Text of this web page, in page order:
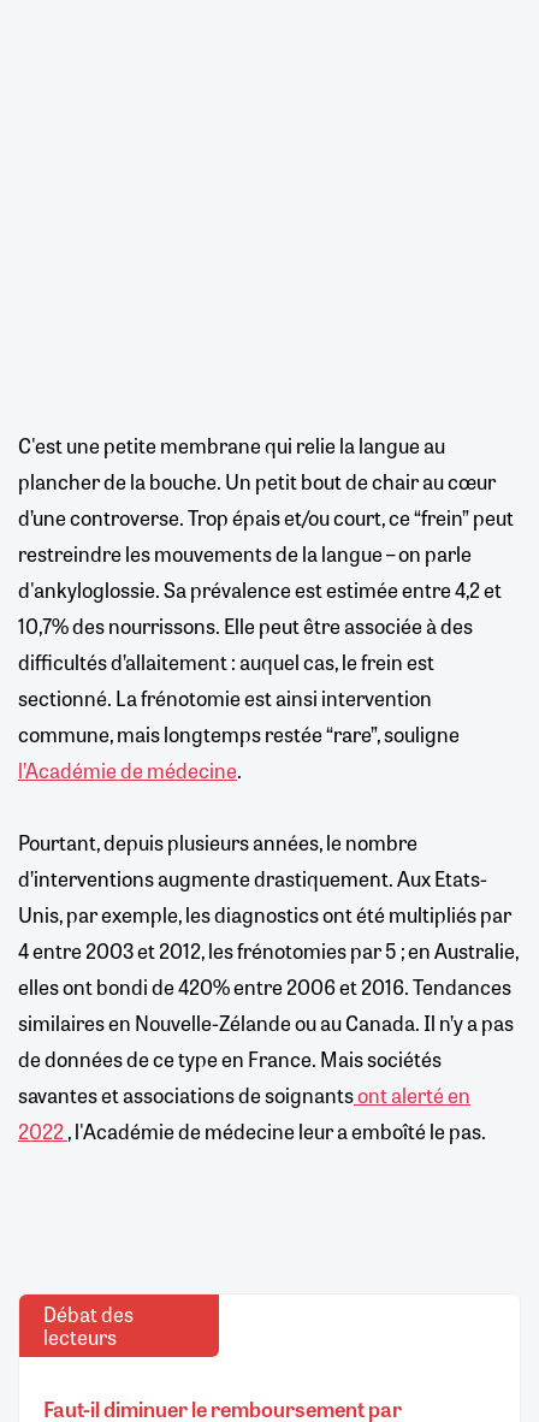
C'est une petite membrane qui relie la langue au
plancher de la bouche. Un petit bout de chair au cœur
d’une controverse. Trop épais et/ou court, ce “frein” peut
restreindre les mouvements de la langue – on parle
d'ankyloglossie. Sa prévalence est estimée entre 4,2 et
10,7% des nourrissons. Elle peut être associée à des
difficultés d’allaitement : auquel cas, le frein est
sectionné. La frénotomie est ainsi intervention
commune, mais longtemps restée “rare”, souligne
l’Académie de médecine.
Pourtant, depuis plusieurs années, le nombre
d’interventions augmente drastiquement. Aux Etats-
Unis, par exemple, les diagnostics ont été multipliés par
4 entre 2003 et 2012, les frénotomies par 5 ; en Australie,
elles ont bondi de 420% entre 2006 et 2016. Tendances
similaires en Nouvelle-Zélande ou au Canada. Il n’y a pas
de données de ce type en France. Mais sociétés
savantes et associations de soignantsont alerté en
2022, l'Académie de médecine leur a emboîté le pas.
Débat des
lecteurs
Faut-il diminuer le remboursement par